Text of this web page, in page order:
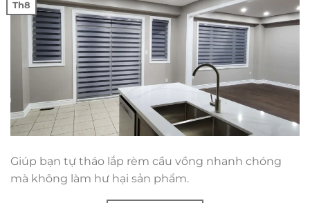
Th8
Giúp bạn tự tháo lắp rèm cầu vồng nhanh chóng
mà không làm hư hại sản phẩm.